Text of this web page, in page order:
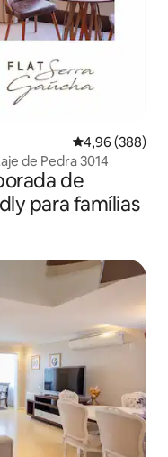
4,96 de uma
4,96 (388)
de Pedra 3014
de
para famílias